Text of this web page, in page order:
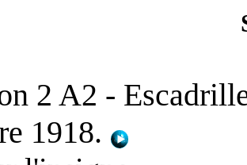
2 A2 -
1918.